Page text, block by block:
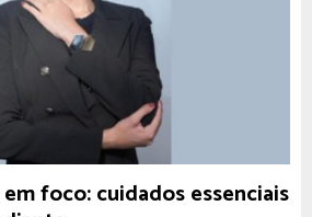
foco: cuidados essenciais